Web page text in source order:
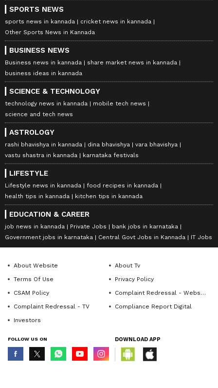
SPORTS NEWS
sports news in kannada
cricket news in kannada
Other Sports News in Kannada
BUSINESS NEWS
Business news in kannada
share market news in kannada
business ideas in kannada
SCIENCE & TECHNOLOGY
technology news in kannada
mobile tech news
science and tech news
ASTROLOGY
rashi bhavishya in kannada dina bhavishya
vara bhavishya
vastu shastra in kannada
karnataka festivals
LIFESTYLE
Lifestyle news in kannada
food recipes in kannada
health tips in kannada
kitchen tips in kannada
EDUCATION & CAREER
job news in kannada Private Jobs
bank jobs in karnataka
Government jobs in karnataka
Central Govt Jobs in Kannada IT Jobs
About Website
About Tv
Terms Of Use
Privacy Policy
CSAM Policy
Complaint Redressal - Website
Complaint Redressal - TV
Compliance Report Digital
Investors
FOLLOW US ON DOWNLOAD APP